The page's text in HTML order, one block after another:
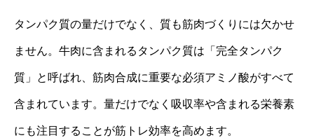
タンパク質の量だけでなく、質も筋肉づくりには欠かせ
ません。牛肉に含まれるタンパク質は「完全タンパク
質」と呼ばれ、筋肉合成に重要な必須アミノ酸がすべて
含まれています。量だけでなく吸収率や含まれる栄養素
にも注目することが筋トレ効率を高めます。